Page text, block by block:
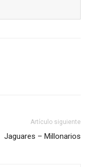
Artículo siguiente
Jaguares – Millonarios